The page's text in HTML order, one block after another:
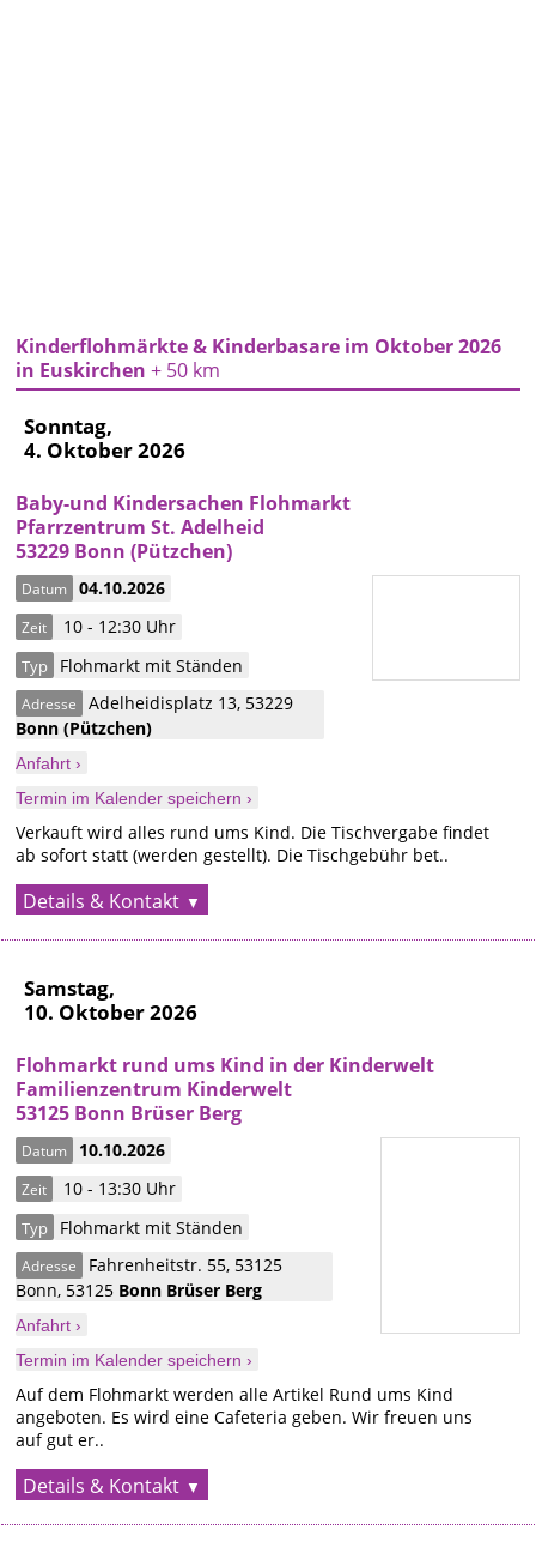
Kinderflohmärkte & Kinderbasare im Oktober 2026
in Euskirchen+ 50 km
Sonntag,
4. Oktober 2026
Baby-und Kindersachen Flohmarkt
Pfarrzentrum St. Adelheid
53229 Bonn (Pützchen)
Datum 04.10.2026
Zeit 10 - 12:30 Uhr
Typ Flohmarkt mit Ständen
Adresse Adelheidisplatz 13, 53229
Bonn(Pützchen)
Anfahrt ›
Termin im Kalender speichern ›
Verkauft wird alles rund ums Kind. Die Tischvergabe findet
ab sofort statt (werden gestellt). Die Tischgebühr bet..
Details & Kontakt
Samstag,
10. Oktober 2026
Flohmarkt rund ums Kind in der Kinderwelt
Familienzentrum Kinderwelt
53125 Bonn Brüser Berg
Datum 10.10.2026
Zeit 10 - 13:30 Uhr
Typ Flohmarkt mit Ständen
Adresse
Fahrenheitstr. 55, 53125
Bonn, 53125 Bonn Brüser Berg
Anfahrt ›
Termin im Kalender speichern ›
Auf dem Flohmarkt werden alle Artikel Rund ums Kind
angeboten. Es wird eine Cafeteria geben. Wir freuen uns
auf gut er..
Details & Kontakt